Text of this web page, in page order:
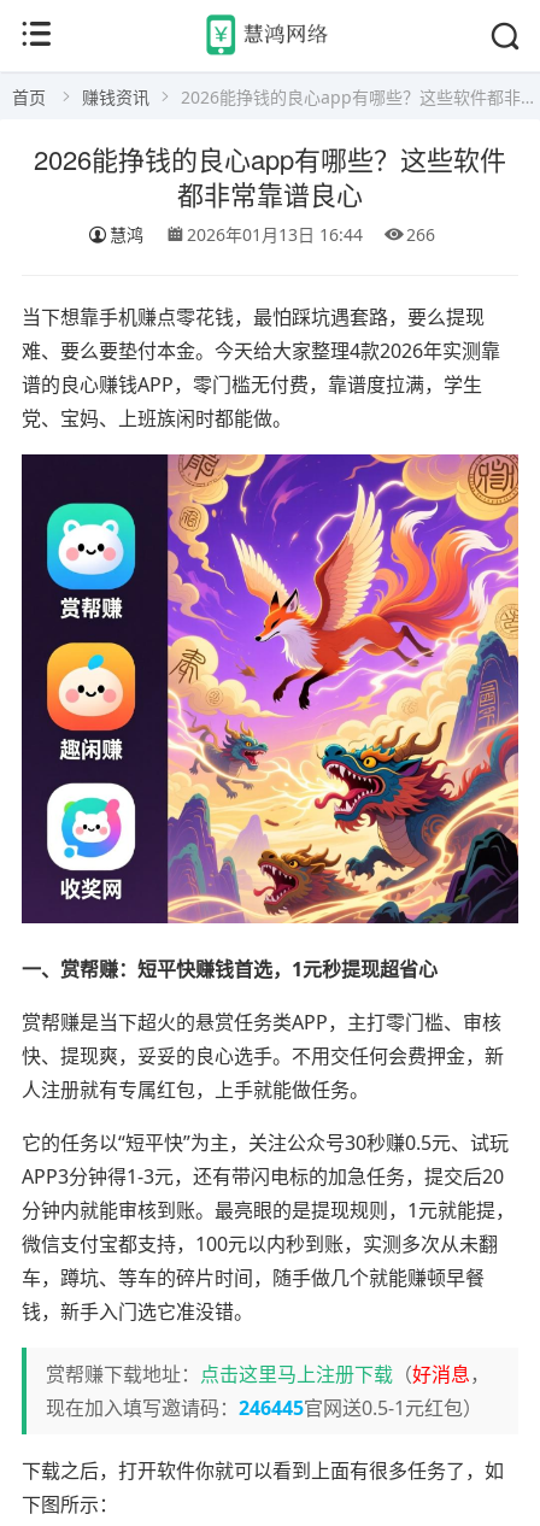
首页 赚钱资讯 2026能挣钱的良心app有哪些？这些软件都非常靠谱良心
2026能挣钱的良心app有哪些？这些软件
都非常靠谱良心
慧鸿 2026年01月13日 16:44 266
当下想靠手机赚点零花钱，最怕踩坑遇套路，要么提现
难、要么要垫付本金。今天给大家整理4款2026年实测靠
谱的良心赚钱APP，零门槛无付费，靠谱度拉满，学生
党、宝妈、上班族闲时都能做。
一、赏帮赚：短平快赚钱首选，1元秒提现超省心
赏帮赚是当下超火的悬赏任务类APP，主打零门槛、审核
快、提现爽，妥妥的良心选手。不用交任何会费押金，新
人注册就有专属红包，上手就能做任务。
它的任务以“短平快”为主，关注公众号30秒赚0.5元、试玩
APP3分钟得1-3元，还有带闪电标的加急任务，提交后20
分钟内就能审核到账。最亮眼的是提现规则，1元就能提，
微信支付宝都支持，100元以内秒到账，实测多次从未翻
车，蹲坑、等车的碎片时间，随手做几个就能赚顿早餐
钱，新手入门选它准没错。
赏帮赚下载地址： 点击这里马上注册下载（好消息，
现在加入填写邀请码： 246445官网送0.5-1元红包）
下载之后，打开软件你就可以看到上面有很多任务了，如
下图所示：